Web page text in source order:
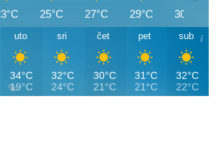
25°C 27°C 29°C 30°C
uto
34°C
19°C
sri
32°C
24°C
čet
30°C
21°C
pet
31°C
21°C
sub
32°C
22°C